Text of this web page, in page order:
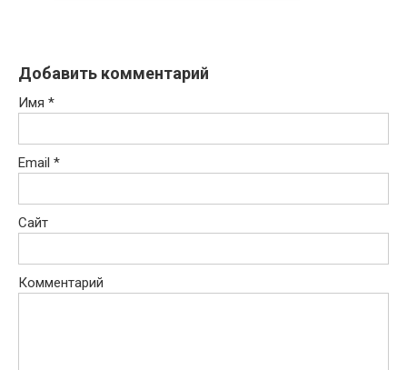
Добавить комментарий
Имя *
Email *
Сайт
Комментарий